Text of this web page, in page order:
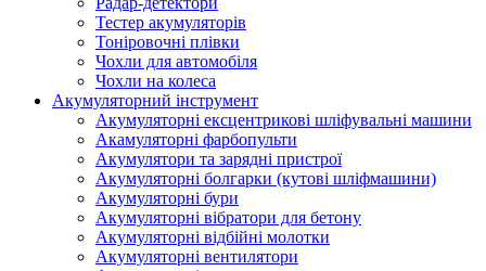
Тестер акумуляторів
Тоніровочні плівки
Чохли для автомобіля
Чохли на колеса
Акумуляторний інструмент
Акумуляторні ексцентрикові шліфувальні машини
Акамуляторні фарбопульти
Акумулятори та зарядні пристрої
Акумуляторні болгарки (кутові шліфмашини)
Акумуляторні бури
Акумуляторні вібратори для бетону
Акумуляторні відбійні молотки
Акумуляторні вентилятори